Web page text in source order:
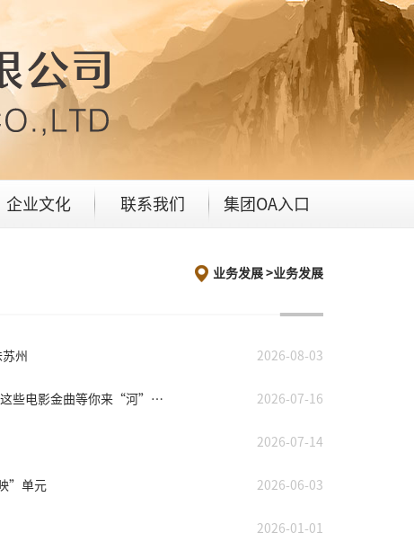
企业文化 联系我们 集团OA入口
业务发展 >业务发展
州 2026-08-03
光影“河”唱丨倒计时2天！本周六南京鱼嘴公园即将“开唱”，这些电影金曲等你来“河”唱！ 2026-07-16
2026-07-14
”单元 2026-06-03
2026-01-01